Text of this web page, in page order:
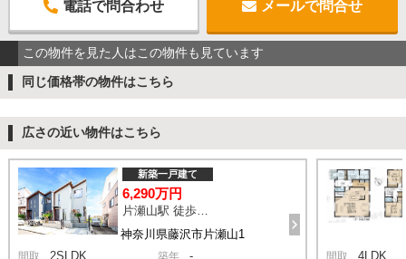
電話で問合わせ メールで問合せ
この物件を見た人はこの物件も見ています
同じ価格帯の物件はこちら
広さの近い物件はこちら
神奈川県藤沢市片瀬山1
新築一戸建て
6,290万円
片瀬山駅 徒歩18分
2SLDK - 4LDK